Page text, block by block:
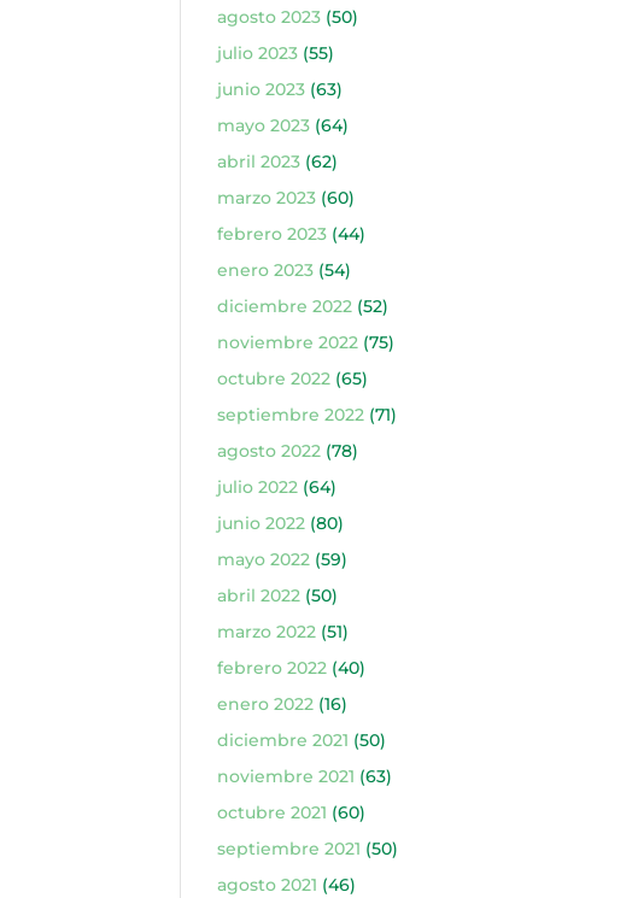
agosto 2023(50)
julio 2023(55)
junio 2023(63)
mayo 2023(64)
abril 2023(62)
marzo 2023(60)
febrero 2023(44)
enero 2023(54)
diciembre 2022(52)
noviembre 2022(75)
octubre 2022(65)
septiembre 2022(71)
agosto 2022(78)
julio 2022(64)
junio 2022(80)
mayo 2022(59)
abril 2022(50)
marzo 2022(51)
febrero 2022(40)
enero 2022(16)
diciembre 2021 (50)
noviembre 2021 (63)
octubre 2021 (60)
septiembre 2021 (50)
agosto 2021 (46)